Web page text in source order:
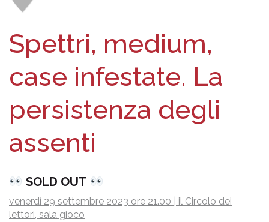
Spettri, medium,
case infestate. La
persistenza degli
assenti
SOLD OUT
venerdì 29 settembre 2023 ore 21.00 | il Circolo dei
lettori, sala gioco